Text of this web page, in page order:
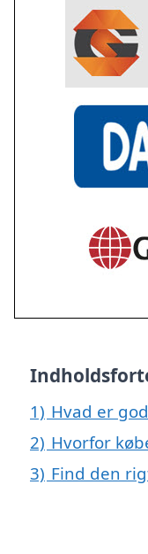
1) Hvad er
2) Hvorfor
3) Find den